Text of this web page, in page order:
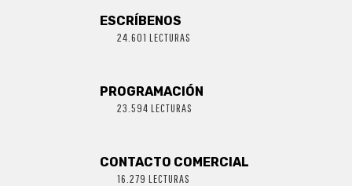
ESCRÍBENOS
24.601 LECTURAS
PROGRAMACIÓN
23.594 LECTURAS
CONTACTO COMERCIAL
16.279 LECTURAS